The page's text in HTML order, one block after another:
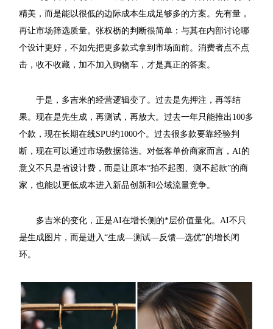
精美，而是能以很低的边际成本生成足够多的方案。先有量，
再让市场筛选质量。张权枥的判断很简单：与其在内部讨论哪
个设计更好，不如先把更多款式拿到市场面前。消费者点不点
击，收不收藏，加不加入购物车，才是真正的答案。
于是，多吉米的经营逻辑变了。过去是先押注，再等结
果。现在是先生成，再测试，再放大。过去一年只能推出100多
个款，现在长期在线SPU约1000个。过去很多款要靠经验判
断，现在可以通过市场数据筛选。对低客单价商家而言，AI的
意义不只是省设计费，而是让原本“拍不起图、测不起款”的商
家，也能以更低成本进入新品创新和公域流量竞争。
多吉米的变化，正是AI在增长侧的*层价值量化。AI不只
是生成图片，而是进入“生成—测试—反馈—选优”的增长闭
环。